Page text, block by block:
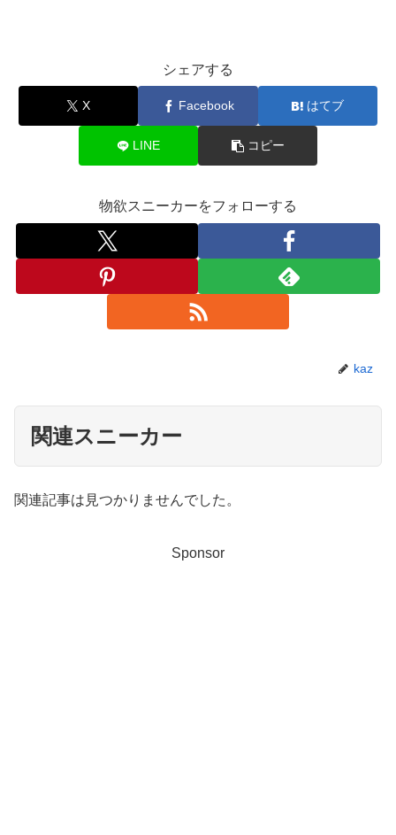
シェアする
X Facebook はてブ
LINE コピー
物欲スニーカーをフォローする
kaz
関連スニーカー
関連記事は見つかりませんでした。
Sponsor